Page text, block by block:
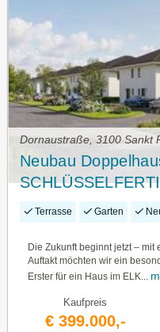
Dornaustraße, 3100 Sankt
Neubau
Terrasse Garten
Die Zukunft beginnt jetzt –
Auftakt möchten wir ein
Erster für ein Haus im ELK...
Kaufpreis
€ 399.000,-